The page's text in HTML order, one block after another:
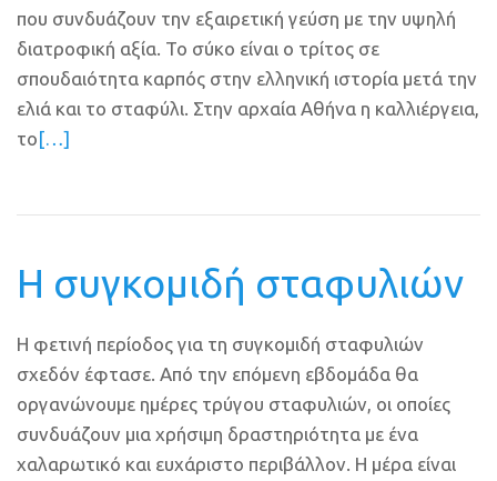
που συνδυάζουν την εξαιρετική γεύση με την υψηλή
διατροφική αξία. Το σύκο είναι ο τρίτος σε
σπουδαιότητα καρπός στην ελληνική ιστορία μετά την
ελιά και το σταφύλι. Στην αρχαία Αθήνα η καλλιέργεια,
το[…]
Η συγκομιδή σταφυλιών
Η φετινή περίοδος για τη συγκομιδή σταφυλιών
σχεδόν έφτασε. Από την επόμενη εβδομάδα θα
οργανώνουμε ημέρες τρύγου σταφυλιών, οι οποίες
συνδυάζουν μια χρήσιμη δραστηριότητα με ένα
χαλαρωτικό και ευχάριστο περιβάλλον. Η μέρα είναι